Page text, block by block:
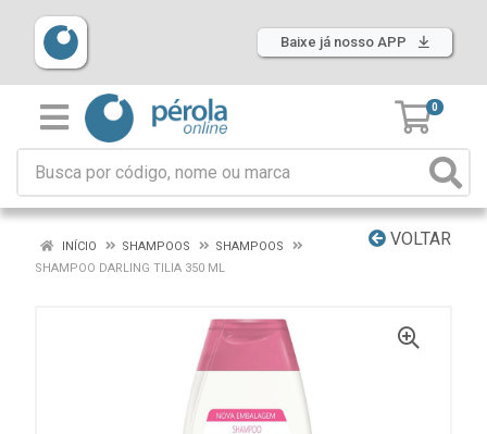
Baixe já nosso APP
0
VOLTAR
INÍCIO SHAMPOOS
SHAMPOOS
SHAMPOO DARLING TILIA 350 ML